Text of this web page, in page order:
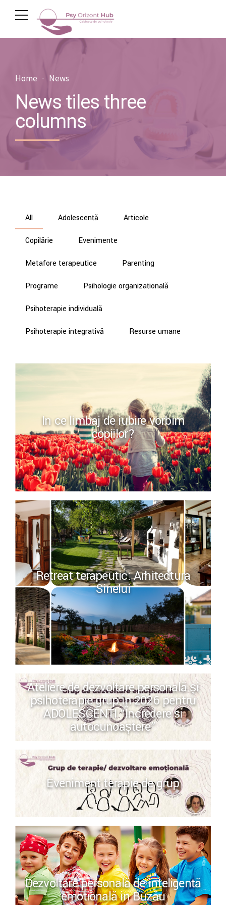
Home News
News tiles three
columns
All Adolescență Articole
Copilărie Evenimente
Metafore terapeutice Parenting
Programe Psihologie organizațională
Psihoterapie individuală
Psihoterapie integrativă Resurse umane
In ce limbaj de iubire vorbim
copiilor?
Retreat terapeutic: Arhitectura
Sinelui
Ateliere de dezvoltare personală și
psihoterapie grup în 2026 pentru
ADOLESCENȚI “Încredere si
autocunoaștere”
Eveniment terapie de grup
Dezvoltare personală de inteligență
emoțională in Buzău